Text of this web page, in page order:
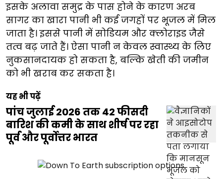
इसके अलावा समुद्र के पास होने के कारण अरब
सागर का खारा पानी भी कई जगहों पर भूजल में मिल
जाता है। इससे पानी में सोडियम और क्लोराइड जैसे
तत्व बढ़ जाते हैं। ऐसा पानी न केवल स्वास्थ्य के लिए
नुकसानदायक हो सकता है, बल्कि खेती की जमीन
को भी खराब कर सकता है।
यह भी पढ़ें
पांच जुलाई 2026 तक 42 फीसदी
बारिश की कमी के साथ शीर्ष पर रहा
पूर्व और पूर्वोत्तर भारत